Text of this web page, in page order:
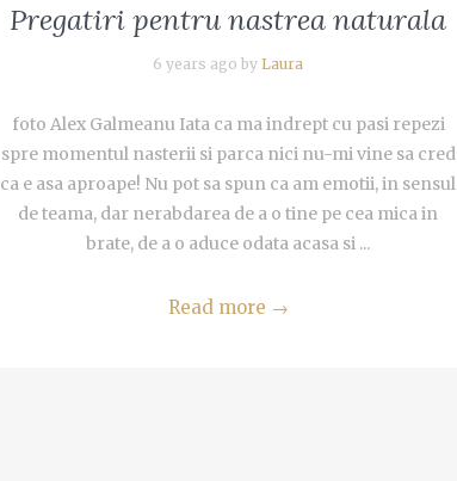
Pregatiri pentru nastrea naturala
6 years ago byLaura
foto Alex Galmeanu Iata ca ma indrept cu pasi repezi
spre momentul nasterii si parca nici nu-mi vine sa cred
ca e asa aproape! Nu pot sa spun ca am emotii, in sensul
de teama, dar nerabdarea de a o tine pe cea mica in
brate, de a o aduce odata acasa si ...
Read more →